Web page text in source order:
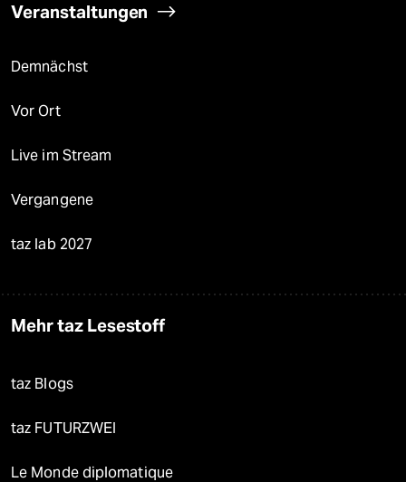
Veranstaltungen
Demnächst
Vor Ort
Live im Stream
Vergangene
taz lab 2027
Mehr taz Lesestoff
taz Blogs
taz FUTURZWEI
Le Monde diplomatique